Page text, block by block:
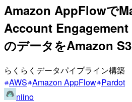
Amazon AppFlowで
Account Engagement
のデータをAmazon
らくらくデータパイプライン構築
AWS Amazon AppFlow Pardot
niino